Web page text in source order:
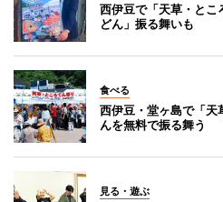
西伊豆で「天草・とこ
どん」振る舞いも
食べる
西伊豆・堂ヶ島で「天
んを無料で振る舞う
見る・遊ぶ